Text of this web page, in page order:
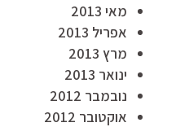
מאי 2013
אפריל 2013
מרץ 2013
ינואר 2013
נובמבר 2012
אוקטובר 2012